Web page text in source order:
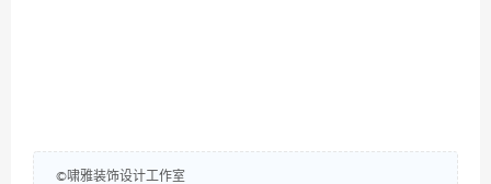
©啸雅装饰设计工作室